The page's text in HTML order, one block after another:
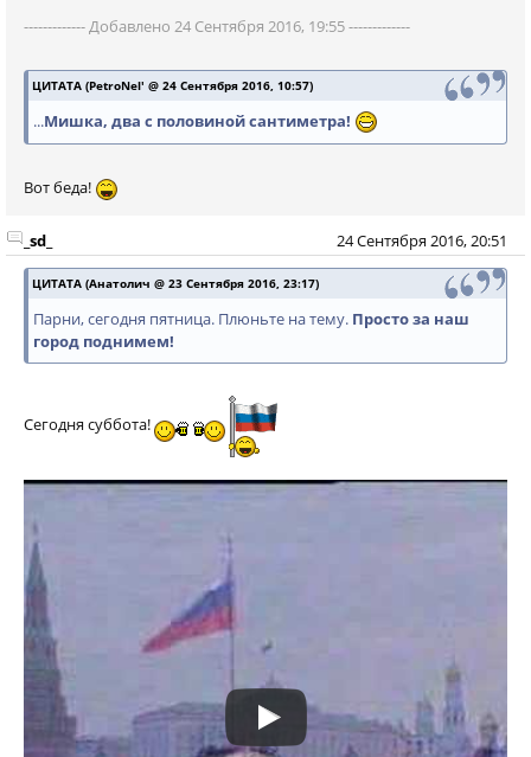
------------- Добавлено 24 Сентября 2016, 19:55 -------------
ЦИТАТА (PetroNel' @ 24 Сентября 2016, 10:57)
...Мишка, два с половиной сантиметра!
Вот беда!
24 Сентября 2016, 20:51
_sd_
ЦИТАТА (Анатолич @ 23 Сентября 2016, 23:17)
Парни, сегодня пятница. Плюньте на тему. Просто за наш
город поднимем!
Сегодня суббота!